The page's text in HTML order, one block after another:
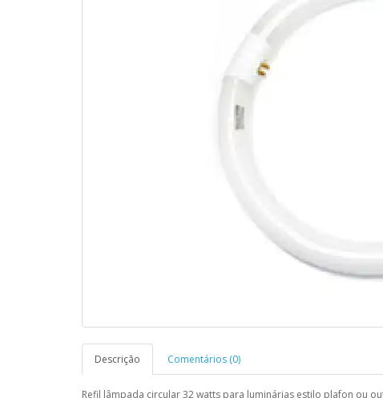
Descrição Comentários (0)
Refil lâmpada circular 32 watts para luminárias estilo plafon ou